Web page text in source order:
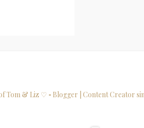
Tom & Liz ♡ ▫ Blogger | Content Creator